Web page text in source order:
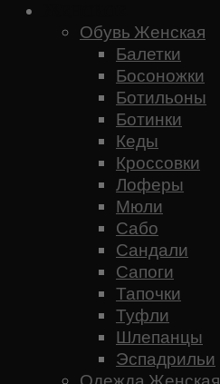
Обувь Женская
Балетки
Босоножки
Ботильоны
Ботинки
Кеды
Кроссовки
Лоферы
Мюли
Сабо
Сандали
Сапоги
Тапочки
Туфли
Шлепанцы
Эспадрильи
Одежда Женская